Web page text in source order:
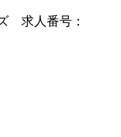
求人番号：